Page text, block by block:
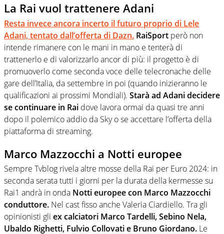
La Rai vuol trattenere Adani
Resta invece ancora incerto il futuro proprio di Lele
Adani, tentato dall’offerta di Dazn. RaiSport però non
intende rimanere con le mani in mano e tenterà di
trattenerlo e di valorizzarlo ancor di più: il progetto è di
promuoverlo come seconda voce delle telecronache delle
gare dell’Italia, da settembre in poi (quando inizieranno le
qualificazioni ai prossimi Mondiali). Starà ad Adani decidere
se continuare in Rai dove lavora ormai da quasi tre anni
dopo il polemico addio da Sky o se accettare l’offerta della
piattaforma di streaming.
Marco Mazzocchi a Notti europee
Sempre Tvblog rivela altre mosse della Rai per Euro 2024: in
seconda serata tutti i giorni per la durata della kermesse su
Rai1 andrà in onda Notti europee con Marco Mazzocchi
conduttore. Nel cast fisso anche Valeria Ciardiello. Tra gli
opinionisti gli ex calciatori Marco Tardelli, Sebino Nela,
Ubaldo Righetti, Fulvio Collovati e Bruno Giordano. Le